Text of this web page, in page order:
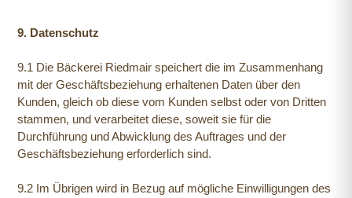
9. Datenschutz
9.1 Die Bäckerei Riedmair speichert die im Zusammenhang
mit der Geschäftsbeziehung erhaltenen Daten über den
Kunden, gleich ob diese vom Kunden selbst oder von Dritten
stammen, und verarbeitet diese, soweit sie für die
Durchführung und Abwicklung des Auftrages und der
Geschäftsbeziehung erforderlich sind.
9.2 Im Übrigen wird in Bezug auf mögliche Einwilligungen des